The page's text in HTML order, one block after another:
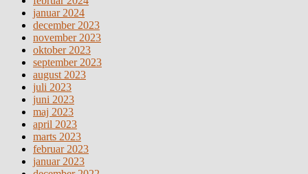
januar 2024
december 2023
november 2023
oktober 2023
september 2023
august 2023
juli 2023
juni 2023
maj 2023
april 2023
marts 2023
februar 2023
januar 2023